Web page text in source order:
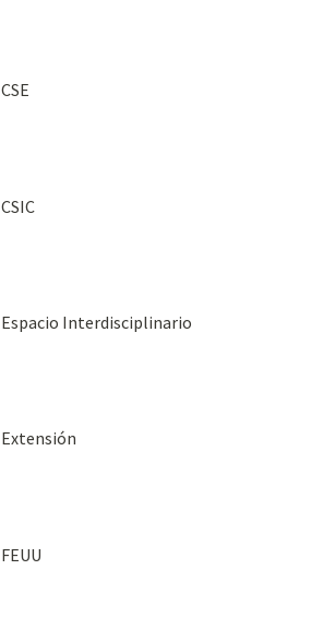
CSE
CSIC
Espacio Interdisciplinario
Extensión
FEUU